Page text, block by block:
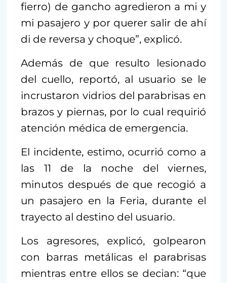
fierro) de gancho agredieron a mi y
mi pasajero y por querer salir de ahí
di de reversa y choque”, explicó.
Además de que resulto lesionado
del cuello, reportó, al usuario se le
incrustaron vidrios del parabrisas en
brazos y piernas, por lo cual requirió
atención médica de emergencia.
El incidente, estimo, ocurrió como a
las 11 de la noche del viernes,
minutos después de que recogió a
un pasajero en la Feria, durante el
trayecto al destino del usuario.
Los agresores, explicó, golpearon
con barras metálicas el parabrisas
mientras entre ellos se decian: “que